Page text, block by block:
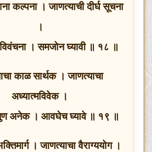
कल्पना । जाणत्याची दीर्घ सूचना
।
। समजोन घ्यावी ॥ १८ ॥
काळ सार्थक । जाणत्याचा
अध्यात्मविवेक ।
अनेक । आवघेच घ्यावे ॥ १९ ॥
। जाणत्याचा वैराग्ययोग ।